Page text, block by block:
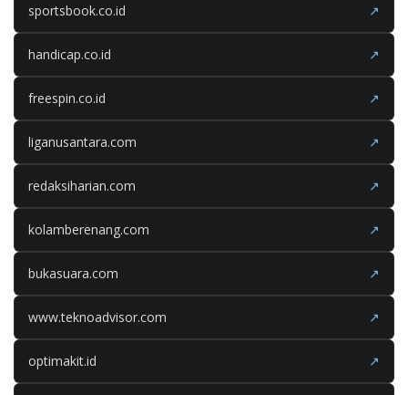
sportsbook.co.id ↗
handicap.co.id ↗
freespin.co.id ↗
liganusantara.com ↗
redaksiharian.com ↗
kolamberenang.com ↗
bukasuara.com ↗
www.teknoadvisor.com ↗
optimakit.id ↗